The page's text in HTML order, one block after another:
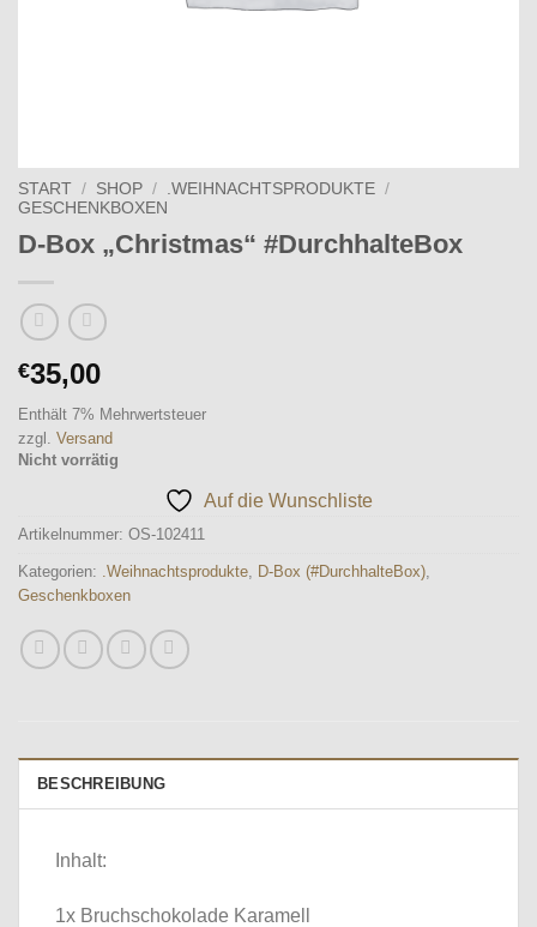
START / SHOP / .WEIHNACHTSPRODUKTE /
GESCHENKBOXEN
D-Box „Christmas“ #DurchhalteBox
€35,00
Enthält 7% Mehrwertsteuer
zzgl. Versand
Nicht vorrätig
Auf die Wunschliste
Artikelnummer: OS-102411
Kategorien: .Weihnachtsprodukte, D-Box (#DurchhalteBox),
Geschenkboxen
BESCHREIBUNG
Inhalt:
1x Bruchschokolade Karamell